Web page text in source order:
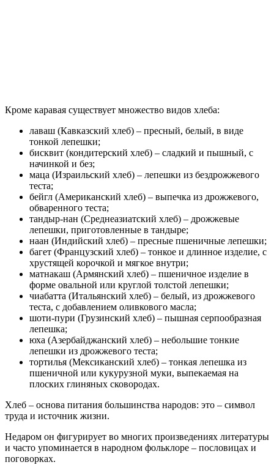
Кроме каравая существует множество видов хлеба:
лаваш (Кавказский хлеб) – пресный, белый, в виде
тонкой лепешки;
бисквит (кондитерский хлеб) – сладкий и пышный, с
начинкой и без;
маца (Израильский хлеб) – лепешки из бездрожжевого
теста;
бейгл (Американский хлеб) – выпечка из дрожжевого,
обваренного теста;
тандыр-нан (Среднеазиатский хлеб) – дрожжевые
лепешки, приготовленные в тандыре;
наан (Индийский хлеб) – пресные пшеничные лепешки;
багет (Французский хлеб) – тонкое и длинное изделие, с
хрустящей корочкой и мягкое внутри;
матнакаш (Армянский хлеб) – пшеничное изделие в
форме овальной или круглой толстой лепешки;
чиабатта (Итальянский хлеб) – белый, из дрожжевого
теста, с добавлением оливкового масла;
шоти-пури (Грузинский хлеб) – пышная серпообразная
лепешка;
юха (Азербайджанский хлеб) – небольшие тонкие
лепешки из дрожжевого теста;
тортилья (Мексиканский хлеб) – тонкая лепешка из
пшеничной или кукурузной муки, выпекаемая на
плоских глиняных сковородах.
Хлеб – основа питания большинства народов: это – символ
труда и источник жизни.
Недаром он фигурирует во многих произведениях литературы
и часто упоминается в народном фольклоре – пословицах и
поговорках.